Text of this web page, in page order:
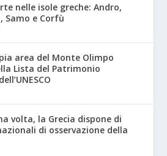
nelle isole greche: Andro,
Samo e Corfù
area del Monte Olimpo
Lista del Patrimonio
volta, la Grecia dispone di
di osservazione della